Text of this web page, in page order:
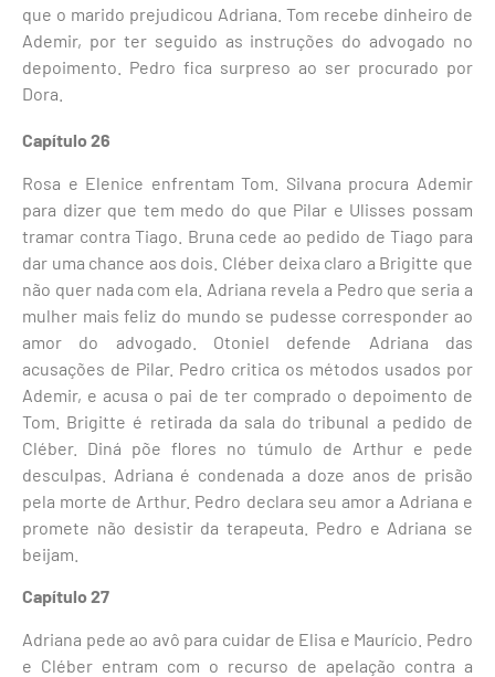
que o marido prejudicou Adriana. Tom recebe dinheiro de
Ademir, por ter seguido as instruções do advogado no
depoimento. Pedro fica surpreso ao ser procurado por
Dora.
Capítulo 26
Rosa e Elenice enfrentam Tom. Silvana procura Ademir
para dizer que tem medo do que Pilar e Ulisses possam
tramar contra Tiago. Bruna cede ao pedido de Tiago para
dar uma chance aos dois. Cléber deixa claro a Brigitte que
não quer nada com ela. Adriana revela a Pedro que seria a
mulher mais feliz do mundo se pudesse corresponder ao
amor do advogado. Otoniel defende Adriana das
acusações de Pilar. Pedro critica os métodos usados por
Ademir, e acusa o pai de ter comprado o depoimento de
Tom. Brigitte é retirada da sala do tribunal a pedido de
Cléber. Diná põe flores no túmulo de Arthur e pede
desculpas. Adriana é condenada a doze anos de prisão
pela morte de Arthur. Pedro declara seu amor a Adriana e
promete não desistir da terapeuta. Pedro e Adriana se
beijam.
Capítulo 27
Adriana pede ao avô para cuidar de Elisa e Maurício. Pedro
e Cléber entram com o recurso de apelação contra a